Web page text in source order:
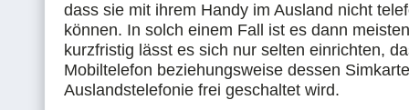
dass sie mit ihrem Handy im Ausland nicht
können. In solch einem Fall ist es dann
kurzfristig lässt es sich nur selten einrichten,
Mobiltelefon beziehungsweise dessen
Auslandstelefonie frei geschaltet wird.